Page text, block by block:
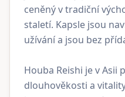
ceněný v tradiční
staletí. Kapsle jsou
užívání a jsou bez
Houba Reishi je v Asii
dlouhověkosti a